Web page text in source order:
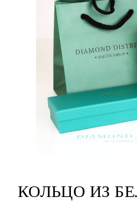
КОЛЬЦО ИЗ